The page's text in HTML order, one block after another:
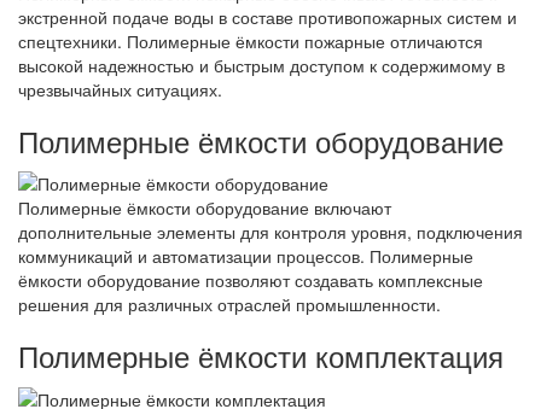
экстренной подаче воды в составе противопожарных систем и
спецтехники. Полимерные ёмкости пожарные отличаются
высокой надежностью и быстрым доступом к содержимому в
чрезвычайных ситуациях.
Полимерные ёмкости оборудование
Полимерные ёмкости оборудование включают
дополнительные элементы для контроля уровня, подключения
коммуникаций и автоматизации процессов. Полимерные
ёмкости оборудование позволяют создавать комплексные
решения для различных отраслей промышленности.
Полимерные ёмкости комплектация